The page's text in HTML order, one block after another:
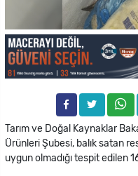
Tarım ve Doğal Kaynaklar
Ürünleri Şubesi, balık satan
uygun olmadığı tespit edilen